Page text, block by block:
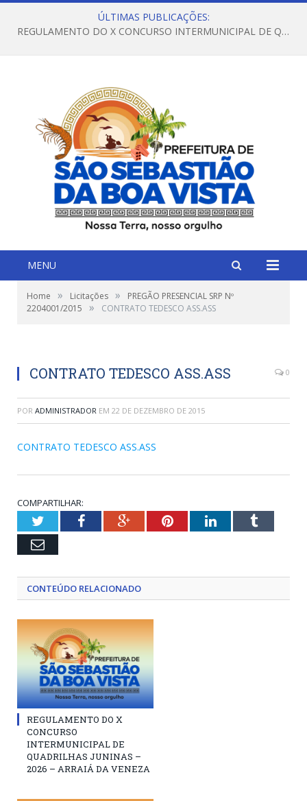
ÚLTIMAS PUBLICAÇÕES:
REGULAMENTO DO X CONCURSO INTERMUNICIPAL DE QUADRILHAS JUNINAS – 2026 – ARRAIÁ DA VENEZA
MENU
Home » Licitações »
PREGÃO PRESENCIAL SRP Nº
2204001/2015
» CONTRATO TEDESCO ASS.ASS
CONTRATO TEDESCO ASS.ASS 0
POR ADMINISTRADOR EM 22 DE DEZEMBRO DE 2015
CONTRATO TEDESCO ASS.ASS
COMPARTILHAR:
TwitterFacebookGoogle+PinterestLinkedInTumblr
Email
CONTEÚDO RELACIONADO
REGULAMENTO DO X
CONCURSO
INTERMUNICIPAL DE
QUADRILHAS JUNINAS –
2026 – ARRAIÁ DA VENEZA